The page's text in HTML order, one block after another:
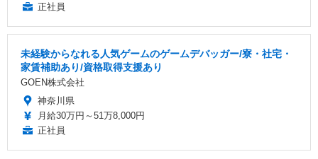
正社員
未経験からなれる人気ゲームのゲームデバッガー/寮・社宅・
家賃補助あり/資格取得支援あり
GOEN株式会社
神奈川県
月給30万円～51万8,000円
正社員